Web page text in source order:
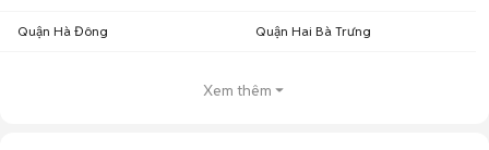
Quận Hà Đông Quận Hai Bà Trưng
Xem thêm